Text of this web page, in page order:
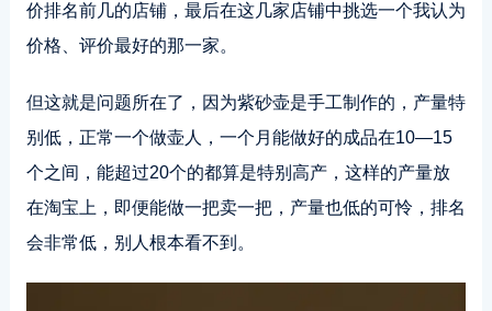
价排名前几的店铺，最后在这几家店铺中挑选一个我认为
价格、评价最好的那一家。
但这就是问题所在了，因为紫砂壶是手工制作的，产量特
别低，正常一个做壶人，一个月能做好的成品在10—15
个之间，能超过20个的都算是特别高产，这样的产量放
在淘宝上，即便能做一把卖一把，产量也低的可怜，排名
会非常低，别人根本看不到。